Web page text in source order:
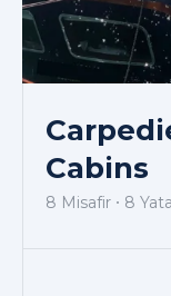
Cabins
8 Misafir 8